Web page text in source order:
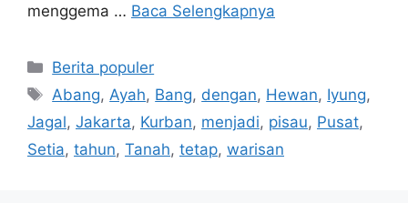
menggema … Baca Selengkapnya
Kategori
Berita populer
Tag
Abang,Ayah, Bang, dengan, Hewan, Iyung,
Jagal, Jakarta, Kurban, menjadi, pisau, Pusat,
Setia, tahun, Tanah, tetap, warisan